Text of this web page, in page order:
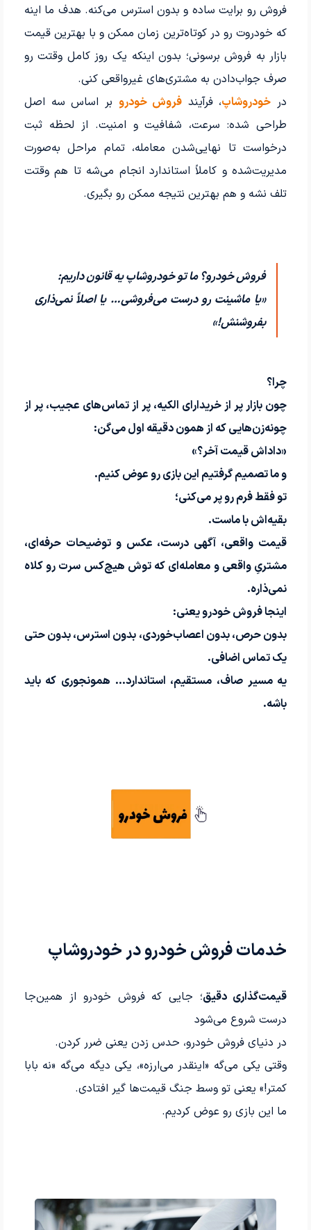
فروش رو برایت ساده و بدون استرس می‌کنه. هدف ما اینه
که خودروت رو در کوتاه‌ترین زمان ممکن و با بهترین قیمت
بازار به فروش برسونی؛ بدون اینکه یک روز کامل وقتت رو
صرف جواب‌دادن به مشتری‌های غیرواقعی کنی.
در خودروشاپ، فرآیندفروش خودرو بر اساس سه اصل
طراحی شده: سرعت، شفافیت و امنیت. از لحظه ثبت
درخواست تا نهایی‌شدن معامله، تمام مراحل به‌صورت
مدیریت‌شده و کاملاً استاندارد انجام می‌شه تا هم وقتت
تلف نشه و هم بهترین نتیجه ممکن رو بگیری.
فروش خودرو؟ ما تو خودروشاپ یه قانون داریم:
«یا ماشینت رو درست می‌فروشی… یا اصلاً نمی‌ذاری
بفروشنش!»
چرا؟
چون بازار پر از خریدارای الکیه، پر از تماس‌های عجیب، پر از
چونه‌زن‌هایی که از همون دقیقه اول می‌گن:
«داداش قیمت آخر؟»
و ما تصمیم گرفتیم این بازی رو عوض کنیم.
تو فقط فرم رو پر می‌کنی؛
بقیه‌اش با ماست.
قیمت واقعی، آگهی درست، عکس و توضیحات حرفه‌ای،
مشتریِ واقعی و معامله‌ای که توش هیچ‌کس سرت رو کلاه
نمی‌ذاره.
اینجا فروش خودرو یعنی:
بدون حرص، بدون اعصاب‌خوردی، بدون استرس، بدون حتی
یک تماس اضافی.
یه مسیر صاف، مستقیم، استاندارد… همونجوری که باید
باشه.
خدمات فروش خودرو در خودروشاپ
قیمت‌گذاری دقیق؛ جایی که فروش خودرو از همین‌جا
درست شروع می‌شود
در دنیای فروش خودرو، حدس زدن یعنی ضرر کردن.
وقتی یکی می‌گه «اینقدر می‌ارزه»، یکی دیگه می‌گه «نه بابا
کمتر!» یعنی تو وسط جنگ قیمت‌ها گیر افتادی.
ما این بازی رو عوض کردیم.